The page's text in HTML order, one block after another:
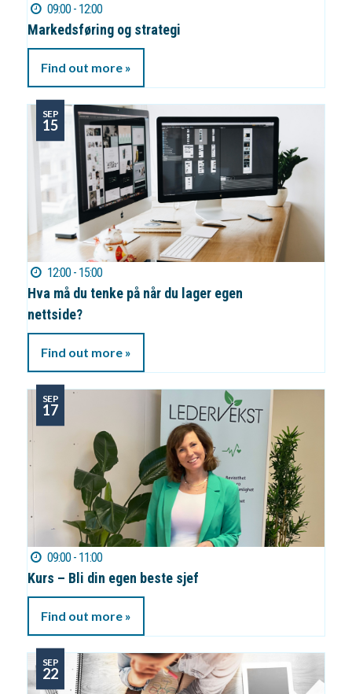
09:00 - 12:00
Markedsføring og strategi
Find out more »
SEP
15
12:00 - 15:00
Hva må du tenke på når du lager egen
nettside?
Find out more »
SEP
17
09:00 - 11:00
Kurs – Bli din egen beste sjef
Find out more »
SEP
22